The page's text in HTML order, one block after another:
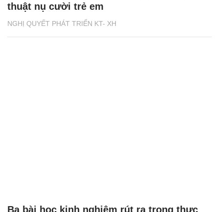
NGHỊ QUYẾT PHÁT TRIỂN KT- XH
thuật nụ cười trẻ em
Ba bài học kinh nghiệm rút ra trong thực